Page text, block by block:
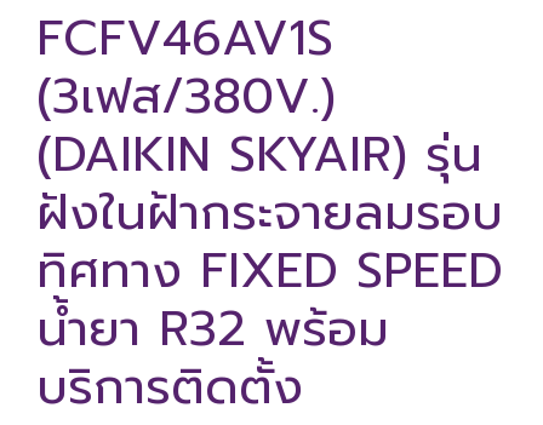
FCFV46AV1S
(3เฟส/380V.)
(DAIKIN SKYAIR) รุ่น
ฝังในฝ้ากระจายลมรอบ
ทิศทาง FIXED SPEED
น้ำยา R32 พร้อม
บริการติดตั้ง